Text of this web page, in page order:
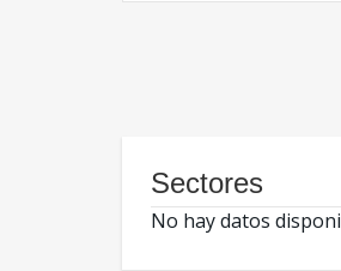
Sectores
No hay datos